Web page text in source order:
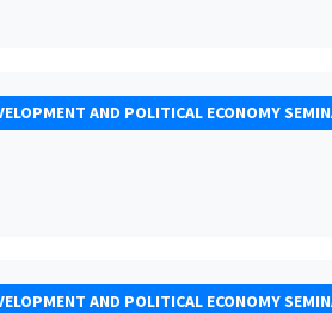
AND POLITICAL ECONOMY
AND POLITICAL ECONOMY